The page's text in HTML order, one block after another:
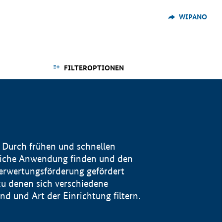
WIPANO
FILTEROPTIONEN
frühen und schnellen
Anwendung finden und den
gefördert
denen sich verschiedene
und Art der Einrichtung filtern.